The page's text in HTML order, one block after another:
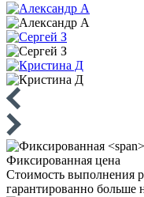
Фиксированная цена
Стоимость выполнения
гарантированно больше